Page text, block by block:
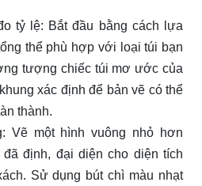
tỷ lệ: Bắt đầu bằng cách lựa
thể phù hợp với loại túi bạn
tượng chiếc túi mơ ước của
xác định để bản vẽ có thể
thành.
Vẽ một hình vuông nhỏ hơn
đã định, đại diện cho diện tích
Sử dụng bút chì màu nhạt